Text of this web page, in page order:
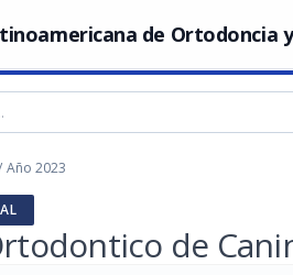
de Ortodoncia
Año 2023
de